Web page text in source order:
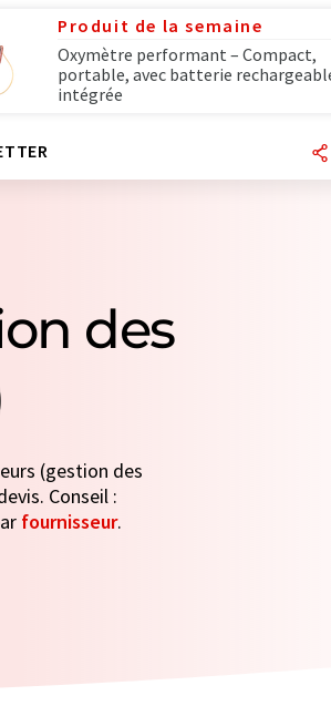
Produit de la semaine
Oxymètre performant – Compact,
portable, avec batterie
intégrée
des
(gestion des
Conseil :
fournisseur.